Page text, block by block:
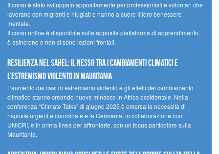
Il corso è stato sviluppato appositamente per professionisti e volontari che
lavorano con migranti e rifugiati e hanno a cuore il loro benessere
mentale.
Il corso online è disponibile sulla apposita piattaforma di apprendimento,
è asincrono e non ci sono lezioni frontali.
Resilienza nel Sahel: il nesso tra i cambiamenti climatici e
l’estremismo violento in Mauritania
L’aumento dei casi di estremismo violento e gli effetti del cambiamento
climatico stanno creando nuove minacce in Africa occidentale. Nella
conferenza “Climate Talks” di giugno 2025 è emersa la necessità di
risposte urgenti e coordinate e la Germania, in collaborazione con
UNICRI, è in prima linea per affrontarle, con un focus particolare sulla
Mauritania.